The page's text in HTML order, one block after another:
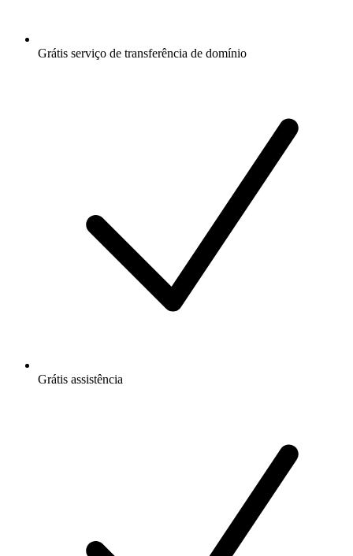
Grátis serviço de transferência de domínio
Grátis assistência